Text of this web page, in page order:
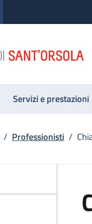
Servizi e prestazioni
/ Professionisti /
Chiara Zanfi
Zanfi